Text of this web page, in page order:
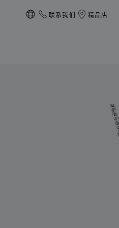
本地化（更改国家/地
联系我们 精品店